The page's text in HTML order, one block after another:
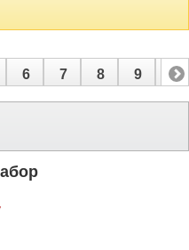
6 7 8 9 10